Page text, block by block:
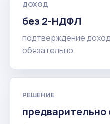
ДОХОД
без 2-НДФЛ
подтверждение
обязательно
РЕШЕНИЕ
предварительно